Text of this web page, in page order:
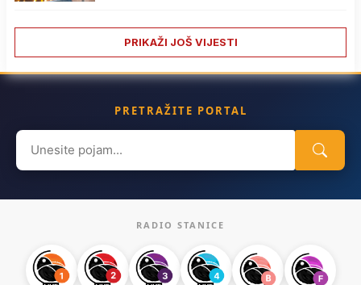
PRIKAŽI JOŠ VIJESTI
PRETRAŽITE PORTAL
Search
for:
RADIO STANICE